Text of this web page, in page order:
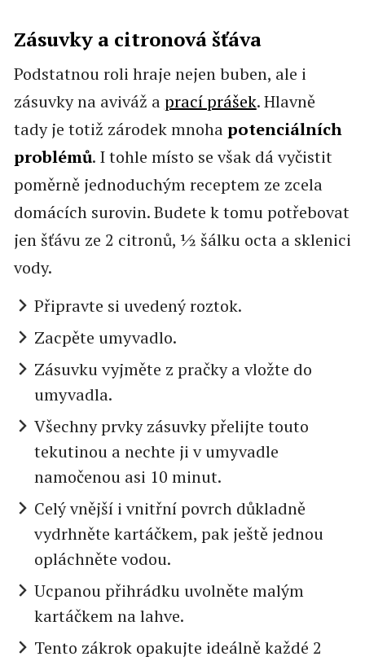
Zásuvky a citronová šťáva
Podstatnou roli hraje nejen buben, ale i
zásuvky na aviváž aprací prášek. Hlavně
tady je totiž zárodek mnohapotenciálních
problémů. I tohle místo se však dá vyčistit
poměrně jednoduchým receptem ze zcela
domácích surovin. Budete k tomu potřebovat
jen šťávu ze 2 citronů, ½ šálku octa a sklenici
vody.
Připravte si uvedený roztok.
Zacpěte umyvadlo.
Zásuvku vyjměte z pračky a vložte do
umyvadla.
Všechny prvky zásuvky přelijte touto
tekutinou a nechte ji v umyvadle
namočenou asi 10 minut.
Celý vnější i vnitřní povrch důkladně
vydrhněte kartáčkem, pak ještě jednou
opláchněte vodou.
Ucpanou přihrádku uvolněte malým
kartáčkem na lahve.
Tento zákrok opakujte ideálně každé 2